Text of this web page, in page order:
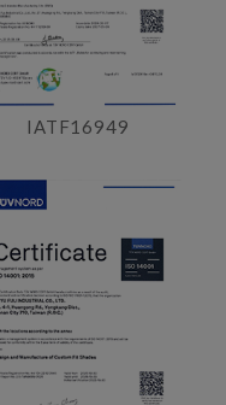
IATF16949